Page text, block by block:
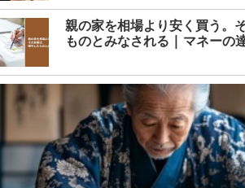
親の家を相場より安く買う。
ものとみなされる | マネーの